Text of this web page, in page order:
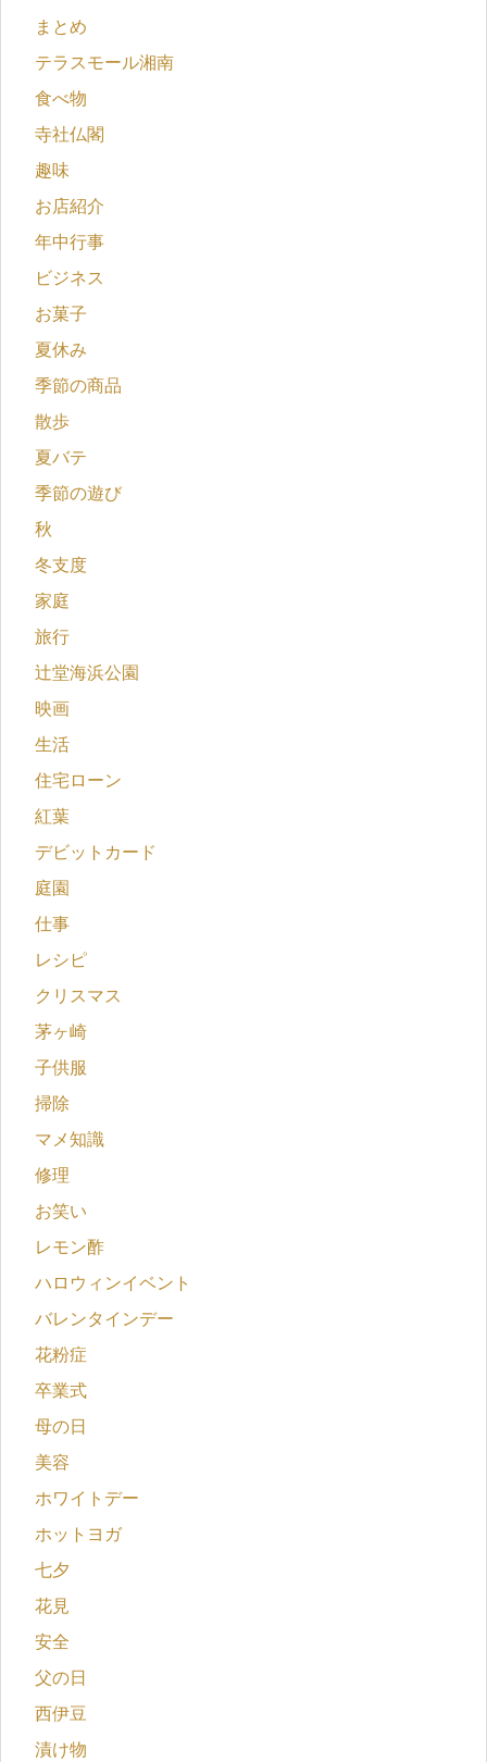
まとめ
テラスモール湘南
食べ物
寺社仏閣
趣味
お店紹介
年中行事
ビジネス
お菓子
夏休み
季節の商品
散歩
夏バテ
季節の遊び
秋
冬支度
家庭
旅行
辻堂海浜公園
映画
生活
住宅ローン
紅葉
デビットカード
庭園
仕事
レシピ
クリスマス
茅ヶ崎
子供服
掃除
マメ知識
修理
お笑い
レモン酢
ハロウィンイベント
バレンタインデー
花粉症
卒業式
母の日
美容
ホワイトデー
ホットヨガ
七夕
花見
安全
父の日
西伊豆
漬け物